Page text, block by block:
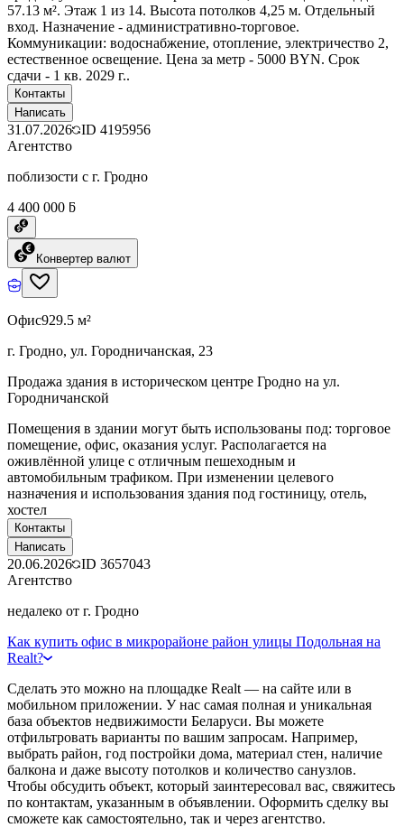
57.13 м². Этаж 1 из 14. Высота потолков 4,25 м. Отдельный
вход. Назначение - административно-торговое.
Коммуникации: водоснабжение, отопление, электричество 2,
естественное освещение. Цена за метр - 5000 BYN. Срок
сдачи - 1 кв. 2029 г..
Контакты
Написать
31.07.2026 ID 4195956
Агентство
поблизости с г. Гродно
4 400 000 ƃ
Конвертер валют
Офис929.5 м²
г. Гродно, ул. Городничанская, 23
Продажа здания в историческом центре Гродно на ул.
Городничанской
Помещения в здании могут быть использованы под: торговое
помещение, офис, оказания услуг. Располагается на
оживлённой улице с отличным пешеходным и
автомобильным трафиком. При изменении целевого
назначения и использования здания под гостиницу, отель,
хостел
Контакты
Написать
20.06.2026 ID 3657043
Агентство
недалеко от г. Гродно
Как купить офис в микрорайоне район улицы Подольная на
Realt?
Сделать это можно на площадке Realt — на сайте или в
мобильном приложении. У нас самая полная и уникальная
база объектов недвижимости Беларуси. Вы можете
отфильтровать варианты по вашим запросам. Например,
выбрать район, год постройки дома, материал стен, наличие
балкона и даже высоту потолков и количество санузлов.
Чтобы обсудить объект, который заинтересовал вас, свяжитесь
по контактам, указанным в объявлении. Оформить сделку вы
сможете как самостоятельно, так и через агентство.